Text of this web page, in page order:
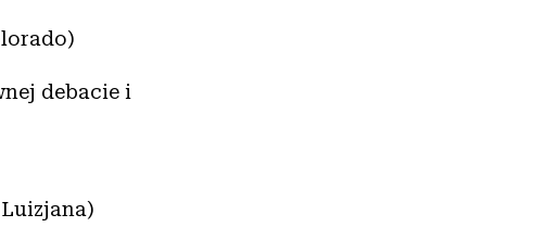
debacie i